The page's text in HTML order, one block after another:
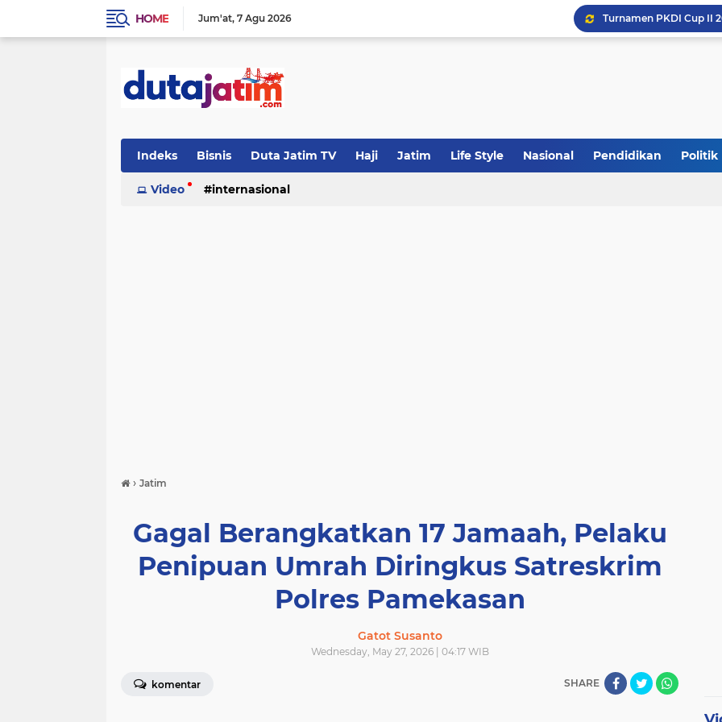
HOME Jum'at 7 Agu 2026
Khutbah Jumat:
Indeks Bisnis Duta Jatim TV Haji Jatim Life Style Nasional Pendidikan Politik
Video internasional
› Jatim
Gagal Berangkatkan 17 Jamaah, Pelaku
Penipuan Umrah Diringkus Satreskrim
Polres Pamekasan
Gatot Susanto
Wednesday, May 27, 2026 | 04:17 WIB
komentar SHARE